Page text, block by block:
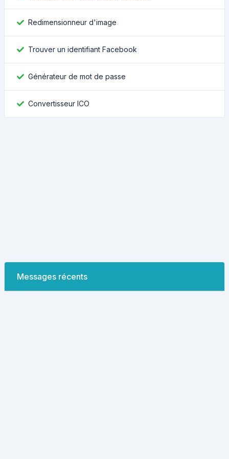
Redimensionneur d'image
Trouver un identifiant Facebook
Générateur de mot de passe
Convertisseur ICO
Messages récents